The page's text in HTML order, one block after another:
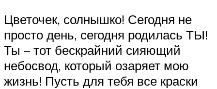
Цветочек, солнышко! Сегодня не
просто день, сегодня родилась ТЫ!
Ты – тот бескрайний сияющий
небосвод, который озаряет мою
жизнь! Пусть для тебя все краски